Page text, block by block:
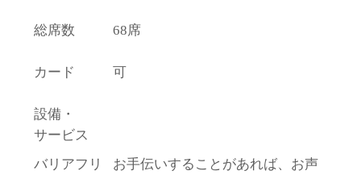
総席数 68席
カード 可
設備・
サービス
バリアフリ
お手伝いすることがあれば、お声